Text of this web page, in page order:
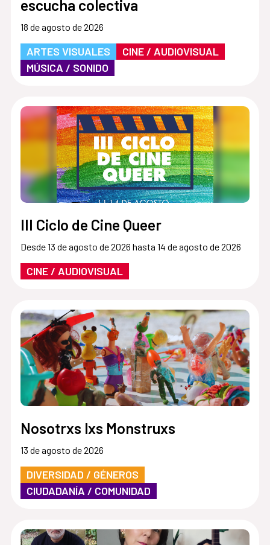
escucha colectiva
18 de agosto de 2026
ARTES VISUALES
CINE / AUDIOVISUAL
MÚSICA / SONIDO
III Ciclo de Cine Queer
Desde 13 de agosto de 2026 hasta 14 de agosto de 2026
CINE / AUDIOVISUAL
Nosotrxs lxs Monstruxs
13 de agosto de 2026
DIVERSIDAD / GÉNEROS
CIUDADANÍA / COMUNIDAD